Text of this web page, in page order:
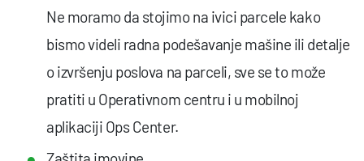
Ne moramo da stojimo na ivici parcele kako
bismo videli radna podešavanje mašine ili detalje
o izvršenju poslova na parceli, sve se to može
pratiti u Operativnom centru i u mobilnoj
aplikaciji Ops Center.